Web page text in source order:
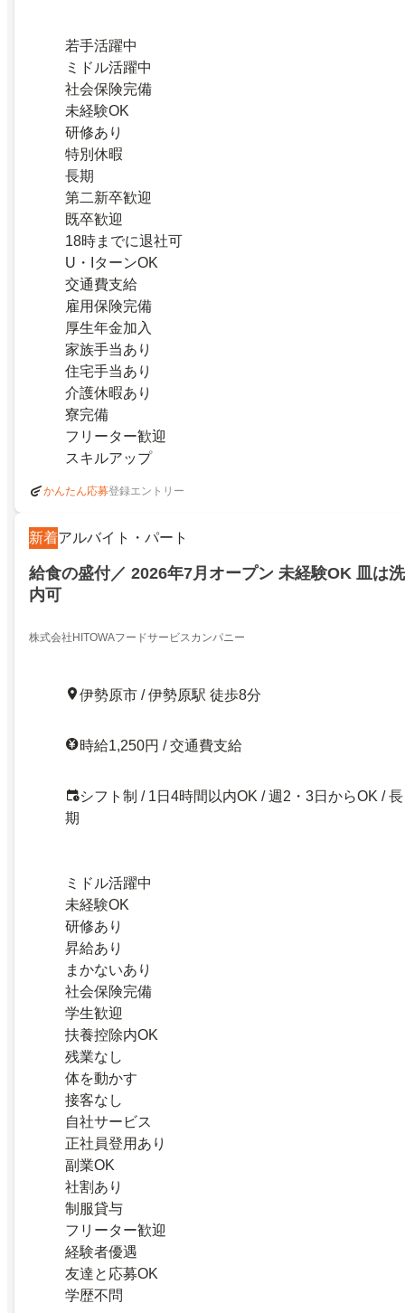
若手活躍中
ミドル活躍中
社会保険完備
未経験OK
研修あり
特別休暇
長期
第二新卒歓迎
既卒歓迎
18時までに退社可
U・IターンOK
交通費支給
雇用保険完備
厚生年金加入
家族手当あり
住宅手当あり
介護休暇あり
寮完備
フリーター歓迎
スキルアップ
かんたん応募登録エントリー
新着アルバイト・パート
給食の盛付／ 2026年7月オープン 未経験OK 皿は
内可
株式会社HITOWAフードサービスカンパニー
伊勢原市 / 伊勢原駅 徒歩8分
時給1,250円 / 交通費支給
シフト制 / 1日4時間以内OK / 週2・3日からOK / 長
期
ミドル活躍中
未経験OK
研修あり
昇給あり
まかないあり
社会保険完備
学生歓迎
扶養控除内OK
残業なし
体を動かす
接客なし
自社サービス
正社員登用あり
副業OK
社割あり
制服貸与
フリーター歓迎
経験者優遇
友達と応募OK
学歴不問